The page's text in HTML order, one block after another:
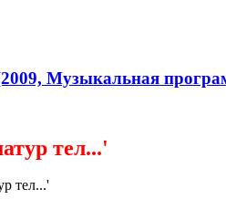
Музыкальная
тел...'
тел...'